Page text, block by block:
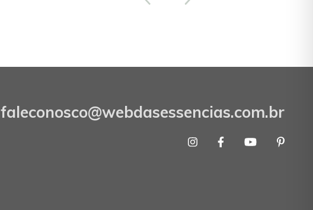
faleconosco@webdasessencias.com.br